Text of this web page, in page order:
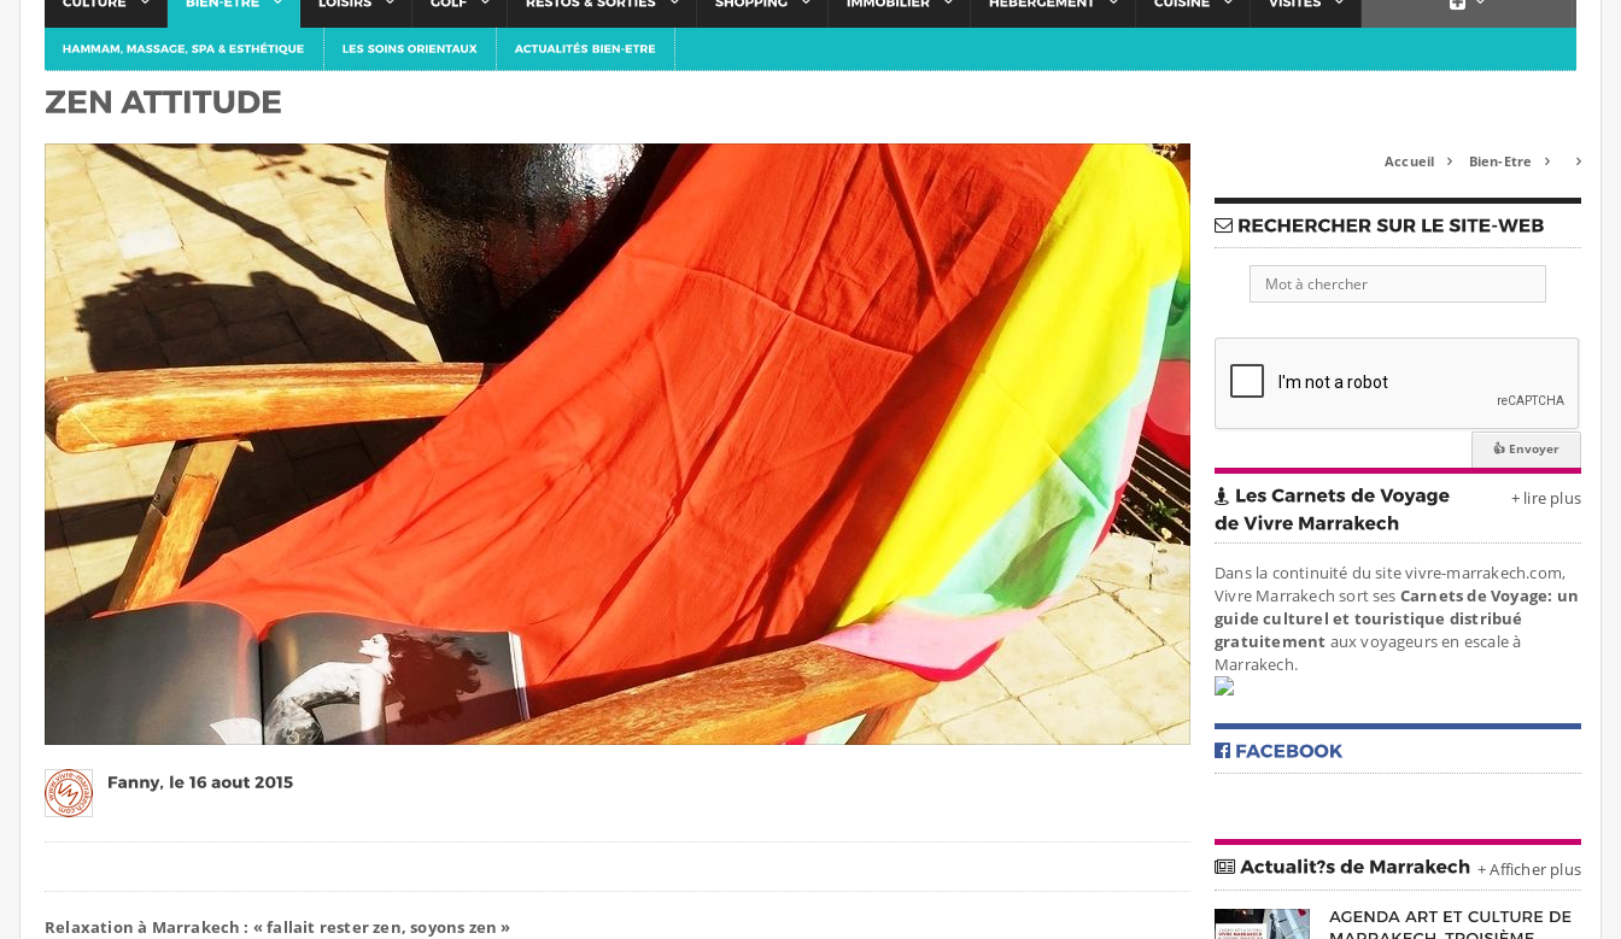
Relaxation à Marrakech : « fallait rester zen, soyons zen »
Accueil  Bien-Etre  
+ lire plus
Dans la continuité du site vivre-marrakech.com,
Vivre Marrakech sort ses Carnets de Voyage: un
guide culturel et touristique distribué
gratuitement aux voyageurs en escale à
Marrakech.
+ Afficher plus